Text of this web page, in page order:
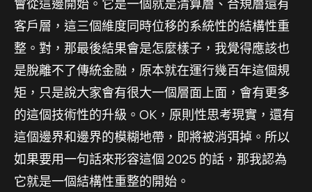
會從這邊開始。它是一個就是清算層、合規層還有
客戶層，這三個維度同時位移的系統性的結構性重
整。對，那最後結果會是怎麼樣子，我覺得應該也
是脫離不了傳統金融，原本就在運行幾百年這個規
矩，只是說大家會有很大一個層面上面，會有更多
的這個技術性的升級。OK，原則性思考現實，還有
這個邊界和邊界的模糊地帶，即將被消弭掉。所以
如果要用一句話來形容這個 2025 的話，那我認為
它就是一個結構性重整的開始。